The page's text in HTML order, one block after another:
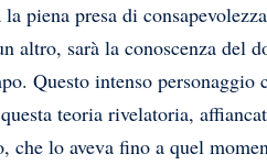
piena presa di
altro, sarà la conoscenza del
Questo intenso personaggio
teoria rivelatoria,
lo aveva fino a quel